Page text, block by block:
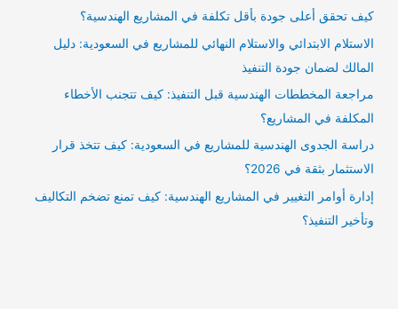
كيف تحقق أعلى جودة بأقل تكلفة في المشاريع الهندسية؟
الاستلام الابتدائي والاستلام النهائي للمشاريع في السعودية: دليل
المالك لضمان جودة التنفيذ
مراجعة المخططات الهندسية قبل التنفيذ: كيف تتجنب الأخطاء
المكلفة في المشاريع؟
دراسة الجدوى الهندسية للمشاريع في السعودية: كيف تتخذ قرار
الاستثمار بثقة في 2026؟
إدارة أوامر التغيير في المشاريع الهندسية: كيف تمنع تضخم التكاليف
وتأخير التنفيذ؟